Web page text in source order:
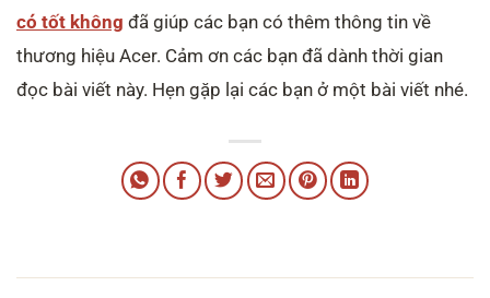
có tốt không đã giúp các bạn có thêm thông tin về
thương hiệu Acer. Cảm ơn các bạn đã dành thời gian
đọc bài viết này. Hẹn gặp lại các bạn ở một bài viết nhé.